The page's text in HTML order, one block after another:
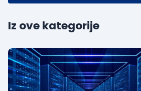
Iz ove kategorije